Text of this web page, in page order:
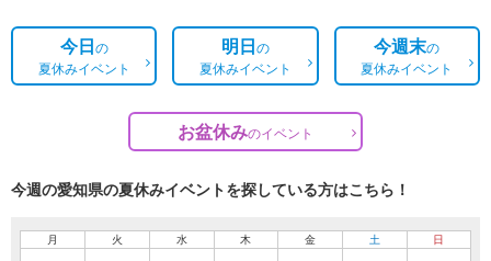
今日の
夏休みイベント
明日の
夏休みイベント
今週末の
夏休みイベント
お盆休みのイベント
今週の愛知県の夏休みイベントを探している方はこちら！
月 火 水 木 金 土 日